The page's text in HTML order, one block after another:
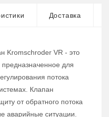
Доставка
Kromschroder VR - это
предназначенное для
потока
Клапан
от обратного потока
аварийные ситуации.